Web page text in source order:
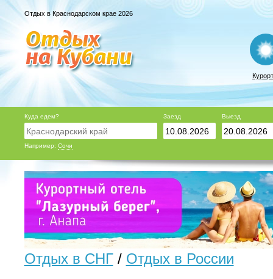
Отдых в Краснодарском крае 2026
Куда едем?
Например: Сочи
Заезд Выезд
Отдых в СНГ/ Отдых в России